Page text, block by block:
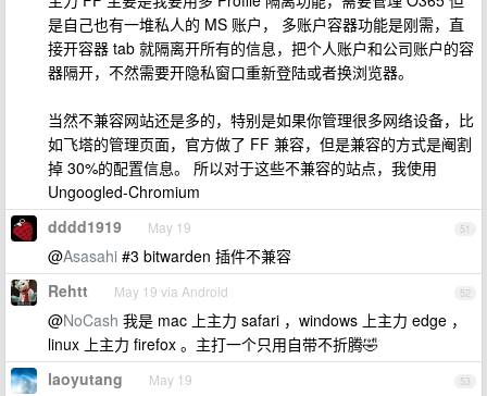
是自己也有一堆私人的 MS 账户， 多账户容器功能是刚需，直
接开容器 tab 就隔离开所有的信息，把个人账户和公司账户的容
器隔开，不然需要开隐私窗口重新登陆或者换浏览器。
当然不兼容网站还是多的，特别是如果你管理很多网络设备，比
如飞塔的管理页面，官方做了 FF 兼容，但是兼容的方式是阉割
掉 30%的配置信息。 所以对于这些不兼容的站点，我使用
Ungoogled-Chromium
51
dddd1919 May 19
@Asasahi #3 bitwarden 插件不兼容
52
Rehtt May 19 via Android
@NoCash 我是 mac 上主力 safari ，windows 上主力 edge ，
linux 上主力 firefox 。主打一个只用自带不折腾🤣
53
laoyutang May 19